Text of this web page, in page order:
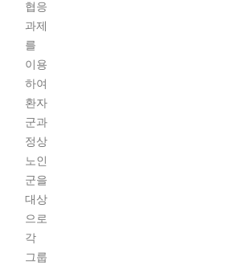
협응
과제
를
이용
하여
환자
군과
정상
노인
군을
대상
으로
각
그룹